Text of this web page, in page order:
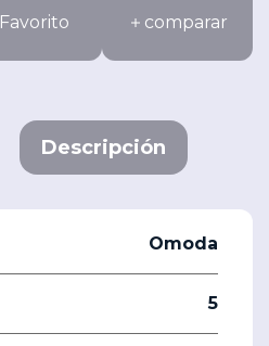
Favorito comparar
Descripción
Omoda
5